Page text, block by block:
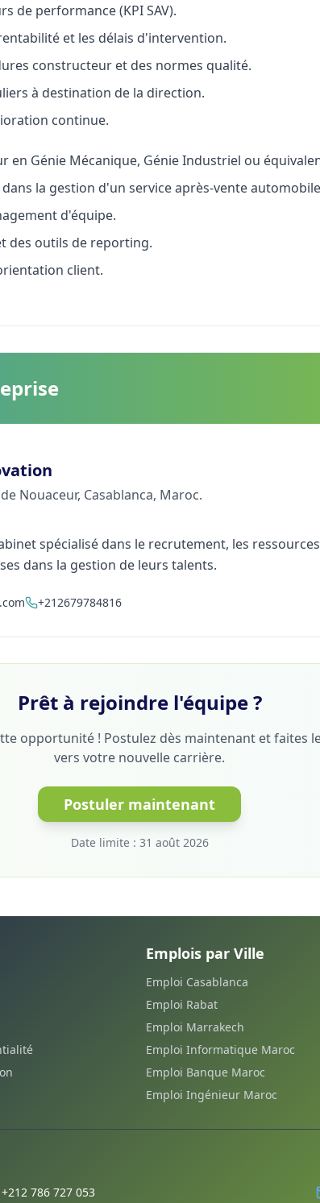
de performance (KPI SAV).
et les délais d'intervention.
constructeur et des normes qualité.
à destination de la direction.
continue.
en Génie Mécanique, Génie Industriel ou
la gestion d'un service après-vente
d'équipe.
des outils de reporting.
client.
Nouaceur, Casablanca, Maroc.
spécialisé dans le recrutement, les
dans la gestion de leurs talents.
+212679784816
Prêt à rejoindre l'équipe ?
opportunité ! Postulez dès maintenant et faites
vers votre nouvelle carrière.
Postuler maintenant
Date limite : 31 août 2026
Emplois par Ville
Emploi Casablanca
Emploi Rabat
Emploi Marrakech
Emploi Informatique Maroc
Emploi Banque Maroc
Emploi Ingénieur Maroc
+212 786 727 053